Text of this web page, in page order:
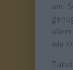
am
wie